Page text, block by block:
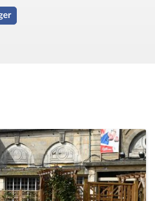
élus » sur twitter (ouvre un nouvel
Le Maire et ses élus » sur facebook